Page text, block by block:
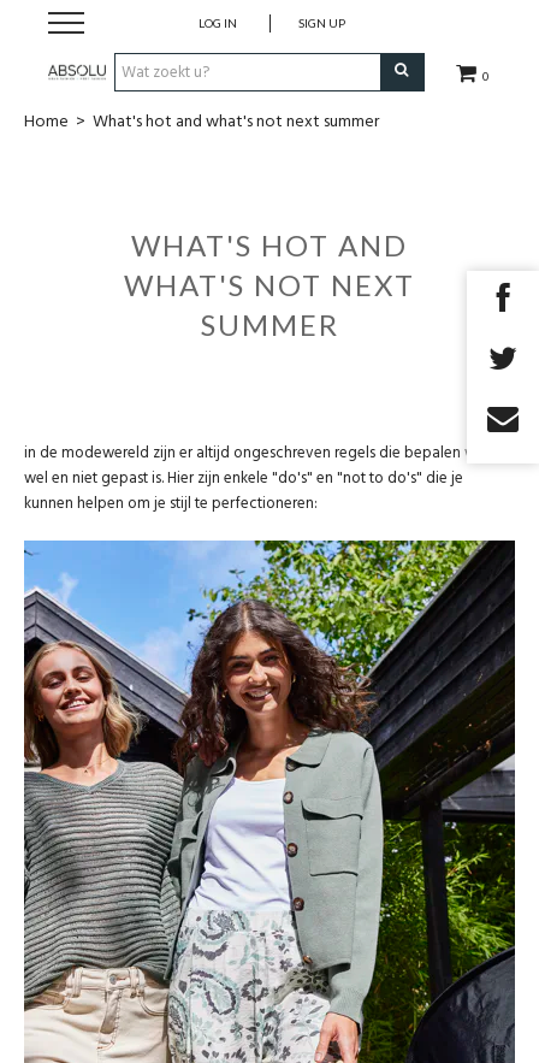
0
LOG IN SIGN UP
Webshop Dames
Fashion Blog
Winkels
Home > What's hot and what's not next summer
WHAT'S HOT AND
WHAT'S NOT NEXT
SUMMER
in de modewereld zijn er altijd ongeschreven regels die bepalen wat
wel en niet gepast is. Hier zijn enkele "do's" en "not to do's" die je
kunnen helpen om je stijl te perfectioneren: